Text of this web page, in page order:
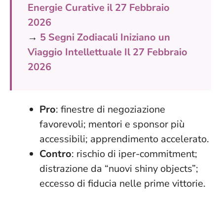
Energie Curative il 27 Febbraio
2026
→ 5 Segni Zodiacali Iniziano un
Viaggio Intellettuale Il 27 Febbraio
2026
Pro: finestre di negoziazione
favorevoli; mentori e sponsor più
accessibili; apprendimento accelerato.
Contro: rischio di iper-commitment;
distrazione da “nuovi shiny objects”;
eccesso di fiducia nelle prime vittorie.